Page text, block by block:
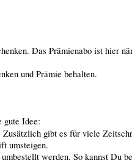
Das Prämienabo ist hier
und Prämie behalten.
gute Idee:
gibt es für viele
umsteigen.
werden. So kannst Du